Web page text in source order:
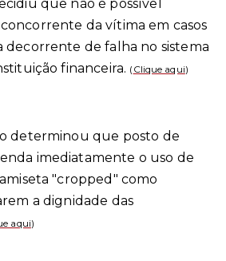
que não é possível
da vítima em casos
decorrente de falha no sistema
financeira. ( Clique aqui)
determinou que posto de
imediatamente o uso de
"cropped" como
a dignidade das
aqui)